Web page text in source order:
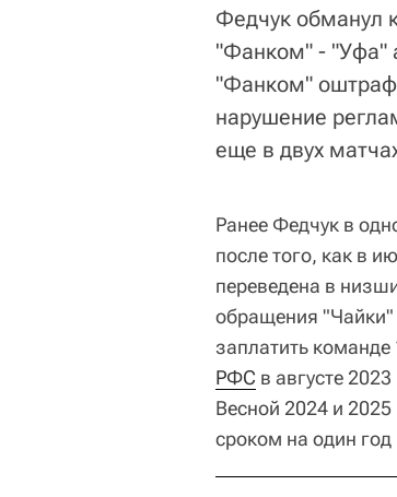
Федчук обманул
"Фанком" - "Уфа"
"Фанком"
нарушение
еще в двух
Ранее Федчук в
после того, как в
переведена в
обращения "Чайки"
заплатить
РФС в августе
Весной 2024 и
сроком на один